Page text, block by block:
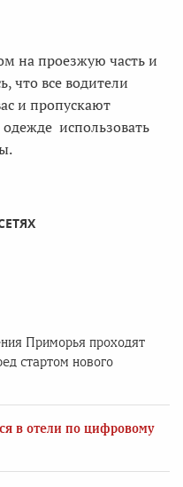
на проезжую часть и
что все водители
и пропускают
использовать
Приморья проходят
стартом нового
в отели по цифровому